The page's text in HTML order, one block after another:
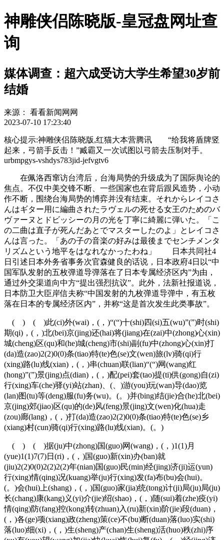
神雕侠侣陈晓版-皇冠盘网址查
询
媒体调查：超六成受访大学生希望30岁前
结婚
来源：
看看新闻网网
2023-07-10 17:23:40
核心提示:神雕侠侣陈晓版,红猫大本营腾讯 “给我将盾牌竖
起来，弓箭手反击！”臧霸又一次试图以弓箭去压制对手。
urbmpgys-vshdys783jid-jefvgtv6
在佩洛西窜访台湾后，台海局势的升级成为了国际舆论的
焦点。不仅中美交锋不断、一些国家也在背后跟风造势，小动
作不断，围绕台海局势的博弈并没有结束。それからレイコさ
んはギター用に編曲されたラヴェルの死せる女王のためのバ
ヴァーヌとドビッシーの月の光を丁寧に綺麗に弾いた。「こ
の二曲は直子が死んだあとでマスターしたのよ」とレイコさ
んは言った。「あの子の音楽の好みは最後までセンチメンタ
リズムという地平をはなれなかったわね」 日本共同社4
日引述日本外务省事务次官森健良的话说，日本政府4日以“中
国军队发射的五枚弹道导弹落在了日本专属经济区内”为由，
通过外交渠道向中方“提出强烈抗议”。此外，法新社报道说，
日本防卫大臣岸信夫称“中国发射的九枚弹道导弹中，有五枚
落在日本的专属经济区内”，并称“这是首次发生此类事故”。
( ) ( )此(ci)外(wai)，(，)“(“)十(shi)四(si)五(wu)”(”)时(shi)
期(qi)，(，)北(bei)京(jing)还(hai)将(jiang)在(zai)中(zhong)心(xin)
城(cheng)区(qu)和(he)城(cheng)市(shi)副(fu)中(zhong)心(xin)打
(da)造(zao)2(2)0(0)条(tiao)特(te)色(se)文(wen)旅(lv)骑(qi)行
(xing)路(lu)线(xian)，(，)串(chuan)联(lian)“(“)网(wang)红
(hong)”(”)景(jing)点(dian)，(，)配(pei)套(tao)提(ti)供(gong)自(zi)
行(xing)车(che)驿(yi)站(zhan)、(、)游(you)玩(wan)导(dao)览
(lan)图(tu)等(deng)服(fu)务(wu)。(。)并(bing)结(jie)合(he)北(bei)
京(jing)郊(jiao)区(qu)的(de)风(feng)景(jing)文(wen)化(hua)走
(zou)廊(lang)，(，)打(da)造(zao)2(2)0(0)条(tiao)特(te)色(se)乡
(xiang)村(cun)骑(qi)行(xing)路(lu)线(xian)。(。)
( ) ( )据(ju)中(zhong)国(guo)网(wang)，(，)1(1)月
(yue)1(1)7(7)日(ri)，(，)国(guo)新(xin)办(ban)就
(jiu)2(2)0(0)2(2)2(2)年(nian)国(guo)民(min)经(jing)济(ji)运(yun)
行(xing)情(qing)况(kuang)举(ju)行(xing)发(fa)布(bu)会(hui)。
(。)会(hui)上(shang)，(，)国(guo)家(jia)统(tong)计(ji)局(ju)局(ju)
长(chang)康(kang)义(yi)介(jie)绍(shao)，(，)随(sui)着(zhe)疫(yi)
情(qing)防(fang)控(kong)转(zhuan)入(ru)新(xin)阶(jie)段(duan)，
(，)各(ge)项(xiang)政(zheng)策(ce)不(bu)断(duan)落(luo)实(shi)
落(luo)细(xi)，(，)生(sheng)产(chan)生(sheng)活(huo)秩(zhi)序